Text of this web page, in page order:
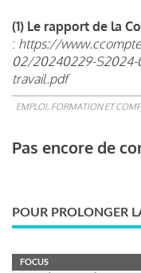
(1) Le rapport de la
: https://
02/20240229-S2024-
travail.pdf
EMPLOI, FORMATION ET
Pas encore de
POUR PROLONGER
FOCUS